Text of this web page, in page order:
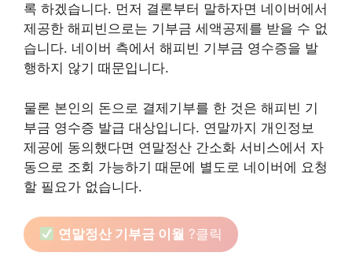
록 하겠습니다. 먼저 결론부터 말하자면 네이버에서
제공한 해피빈으로는 기부금 세액공제를 받을 수 없
습니다. 네이버 측에서 해피빈 기부금 영수증을 발
행하지 않기 때문입니다.
물론 본인의 돈으로 결제기부를 한 것은 해피빈 기
부금 영수증 발급 대상입니다. 연말까지 개인정보
제공에 동의했다면 연말정산 간소화 서비스에서 자
동으로 조회 가능하기 때문에 별도로 네이버에 요청
할 필요가 없습니다.
연말정산 기부금 이월 ?클릭